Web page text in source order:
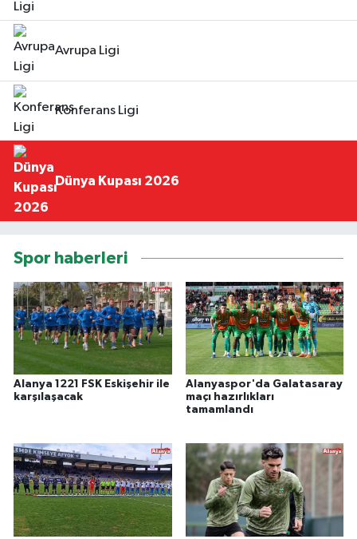
Avrupa Ligi
Konferans Ligi
Dünya Kupası 2026
Spor haberleri
Alanya 1221 FSK Eskişehir ile
karşılaşacak
Alanyaspor'da Galatasaray
maçı hazırlıkları
tamamlandı